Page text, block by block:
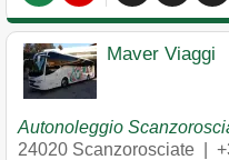
Maver Viaggi
Autonoleggio
24020 Scanzorosciate